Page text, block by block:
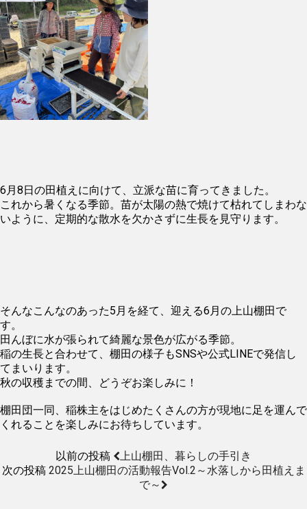
6月8日の田植えに向けて、立派な苗に育ってきました。
これから暑くなる季節。苗が太陽の熱で焼けて枯れてしまわな
いように、定期的な散水を欠かさずに生長を見守ります。
そんなこんなのあった5月を経て、迎える6月の上山棚田で
す。
田んぼに水が張られて綺麗な景色が広がる季節。
稲の生長と合わせて、棚田の様子もSNSや公式LINEで発信し
てまいります。
秋の収穫までの間、どうぞお楽しみに！
棚田団一同、稲株主をはじめたくさんの方が現地に足を運んで
くれることを楽しみにお待ちしています。
以前の投稿
上山棚田、暮らしの手引き
次の投稿 2025上山棚田の活動報告Vol.2～水落しから田植えま
で～